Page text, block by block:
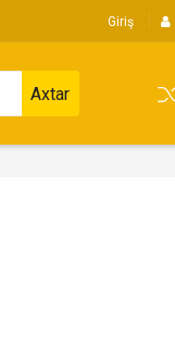
Giriş
Axtar